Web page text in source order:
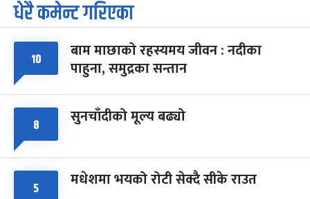
७
आइत
पूर्णिमा व्रत
चैत्र ७, २०८३-Mar 21, 2027
८ फागुपूर्णिमा
चैत्र ८, २०८३-Mar 22, 2027
७ महिना बाँकी
धेरै कमेन्ट गरिएका
१० बाम माछाको रहस्यमय जीवन : नदीका
पाहुना, समुद्रका सन्तान
८ सुनचाँदीको मूल्य बढ्यो
५ मधेशमा भयको रोटी सेक्दै सीके राउत